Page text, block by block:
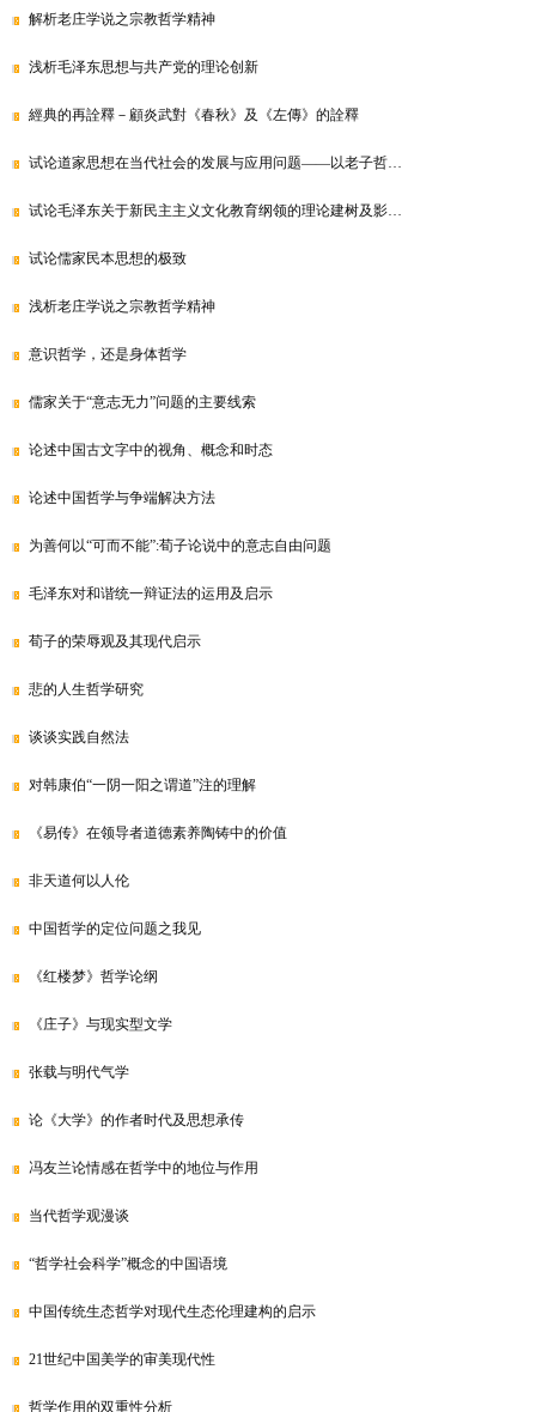
解析老庄学说之宗教哲学精神
浅析毛泽东思想与共产党的理论创新
經典的再詮釋－顧炎武對《春秋》及《左傳》的詮釋
试论道家思想在当代社会的发展与应用问题——以老子哲…
试论毛泽东关于新民主主义文化教育纲领的理论建树及影…
试论儒家民本思想的极致
浅析老庄学说之宗教哲学精神
意识哲学，还是身体哲学
儒家关于“意志无力”问题的主要线索
论述中国古文字中的视角、概念和时态
论述中国哲学与争端解决方法
为善何以“可而不能”:荀子论说中的意志自由问题
毛泽东对和谐统一辩证法的运用及启示
荀子的荣辱观及其现代启示
悲的人生哲学研究
谈谈实践自然法
对韩康伯“一阴一阳之谓道”注的理解
《易传》在领导者道德素养陶铸中的价值
非天道何以人伦
中国哲学的定位问题之我见
《红楼梦》哲学论纲
《庄子》与现实型文学
张载与明代气学
论《大学》的作者时代及思想承传
冯友兰论情感在哲学中的地位与作用
当代哲学观漫谈
“哲学社会科学”概念的中国语境
中国传统生态哲学对现代生态伦理建构的启示
21世纪中国美学的审美现代性
哲学作用的双重性分析